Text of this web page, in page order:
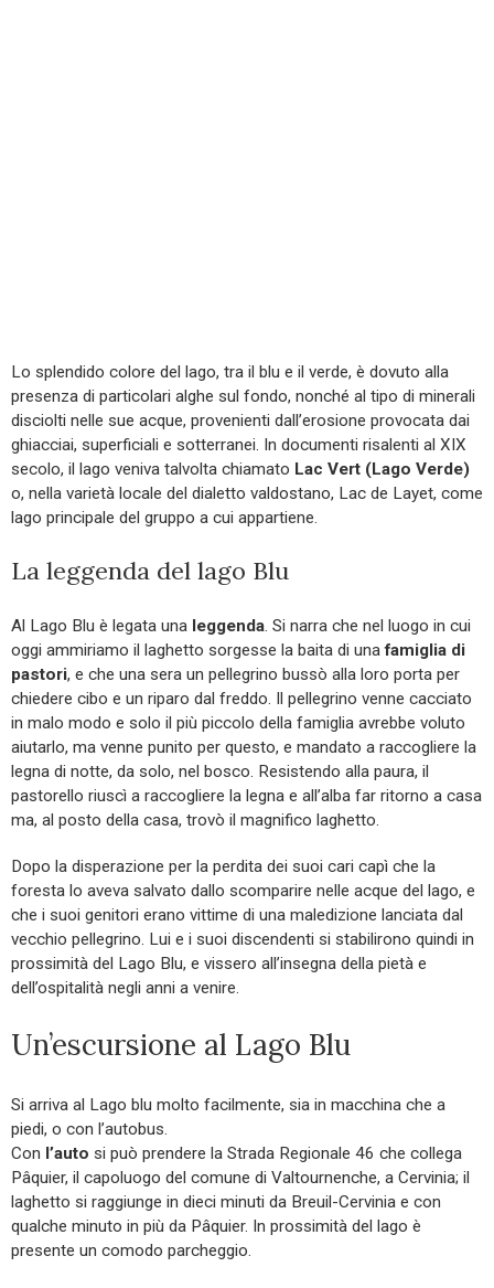
Lo splendido colore del lago, tra il blu e il verde, è dovuto alla
presenza di particolari alghe sul fondo, nonché al tipo di minerali
disciolti nelle sue acque, provenienti dall’erosione provocata dai
ghiacciai, superficiali e sotterranei. In documenti risalenti al XIX
secolo, il lago veniva talvolta chiamato Lac Vert (Lago Verde)
o, nella varietà locale del dialetto valdostano, Lac de Layet, come
lago principale del gruppo a cui appartiene.
La leggenda del lago Blu
Al Lago Blu è legata una leggenda. Si narra che nel luogo in cui
oggi ammiriamo il laghetto sorgesse la baita di unafamiglia di
pastori, e che una sera un pellegrino bussò alla loro porta per
chiedere cibo e un riparo dal freddo. Il pellegrino venne cacciato
in malo modo e solo il più piccolo della famiglia avrebbe voluto
aiutarlo, ma venne punito per questo, e mandato a raccogliere la
legna di notte, da solo, nel bosco. Resistendo alla paura, il
pastorello riuscì a raccogliere la legna e all’alba far ritorno a casa
ma, al posto della casa, trovò il magnifico laghetto.
Dopo la disperazione per la perdita dei suoi cari capì che la
foresta lo aveva salvato dallo scomparire nelle acque del lago, e
che i suoi genitori erano vittime di una maledizione lanciata dal
vecchio pellegrino. Lui e i suoi discendenti si stabilirono quindi in
prossimità del Lago Blu, e vissero all’insegna della pietà e
dell’ospitalità negli anni a venire.
Un’escursione al Lago Blu
Si arriva al Lago blu molto facilmente, sia in macchina che a
piedi, o con l’autobus.
Con l’auto si può prendere la Strada Regionale 46 che collega
Pâquier, il capoluogo del comune di Valtournenche, a Cervinia; il
laghetto si raggiunge in dieci minuti da Breuil-Cervinia e con
qualche minuto in più da Pâquier. In prossimità del lago è
presente un comodo parcheggio.